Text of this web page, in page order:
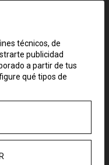
«espíritu
casas
están
En la
Santa
técnicos, de
publicidad
a partir de tus
qué tipos de